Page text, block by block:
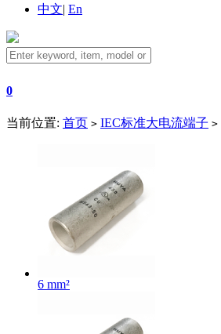
中文| En
0
当前位置: 首页 > IEC标准大电流端子 >
6 mm²